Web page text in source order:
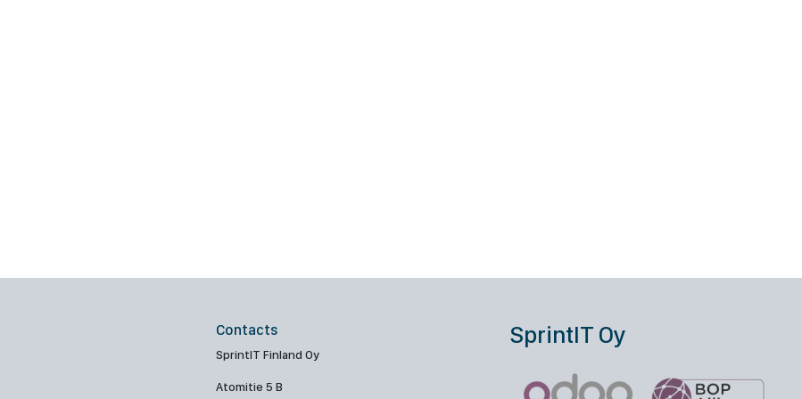
Contacts
SprintIT Finland Oy
Atomitie 5 B
SprintIT Oy